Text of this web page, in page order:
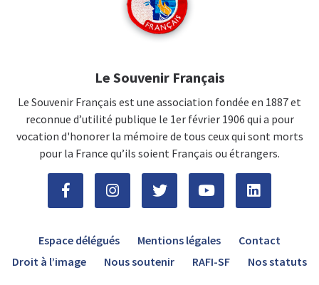
Le Souvenir Français
Le Souvenir Français est une association fondée en 1887 et
reconnue d’utilité publique le 1er février 1906 qui a pour
vocation d'honorer la mémoire de tous ceux qui sont morts
pour la France qu’ils soient Français ou étrangers.
Espace délégués Mentions légales
Contact
Droit à l’image
Nous soutenir RAFI-SF Nos statuts